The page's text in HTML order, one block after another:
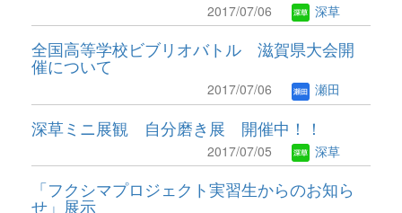
2017/07/06 深草
全国高等学校ビブリオバトル 滋賀県大会開
催について
2017/07/06 瀬田
深草ミニ展観 自分磨き展 開催中！！
2017/07/05 深草
「フクシマプロジェクト実習生からのお知ら
せ」展示